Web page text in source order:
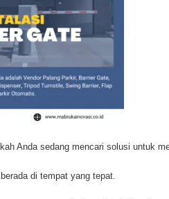
Anda sedang mencari solusi untuk
di tempat yang tepat.